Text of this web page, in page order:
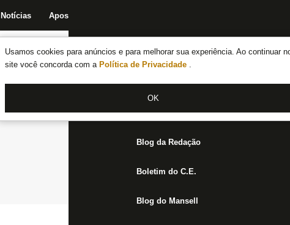
Usamos cookies para anúncios e para melhorar sua experiência. Ao continuar
site você concorda com a Política de Privacidade .
OK
Notícias Apostas
Notícias do Botafogo
Fórum
Jogos
Blog da Redação
Boletim do C.E.
Blog do Mansell